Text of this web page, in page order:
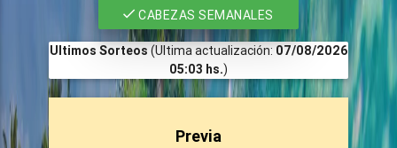
CABEZAS SEMANALES
Ultimos Sorteos (Ultima actualización: 07/08/2026
05:03 hs.)
Previa